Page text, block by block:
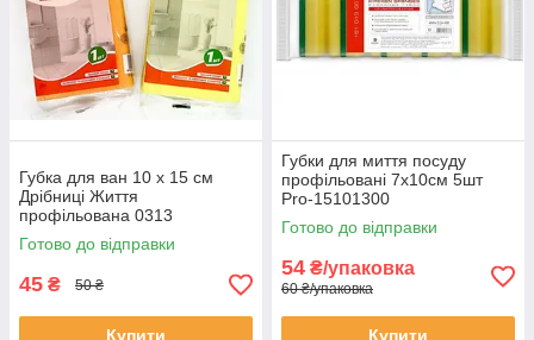
Губка для ван 10 х 15 см
Дрібниці Життя
профільована 0313
Готово до відправки
45 ₴ 50 ₴
Купити
Губки для миття посуду
профільовані 7х10см 5шт
Pro-15101300
Готово до відправки
54 ₴/упаковка
60 ₴/упаковка
Купити